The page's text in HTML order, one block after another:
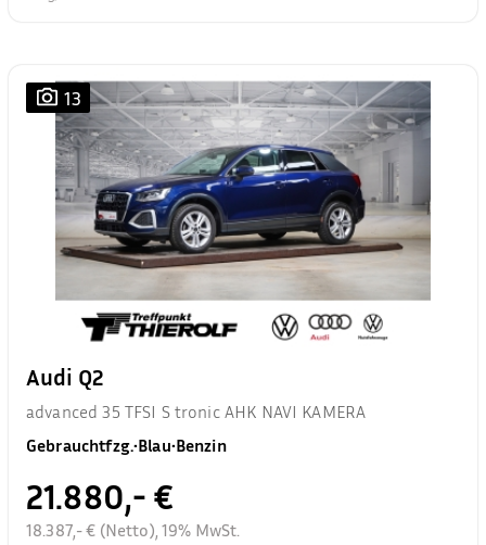
13
Audi Q2
advanced 35 TFSI S tronic AHK NAVI KAMERA
Gebrauchtfzg.•Blau•Benzin
21.880,- €
18.387,- € (Netto), 19% MwSt.